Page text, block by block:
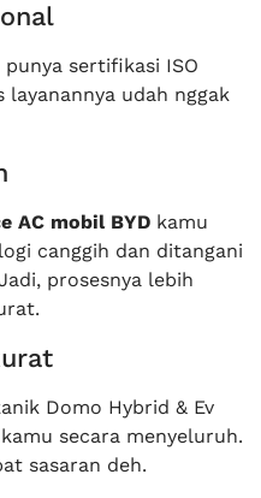
sertifikasi ISO
layanannya udah nggak
AC mobil BYD kamu
canggih dan ditangani
prosesnya lebih
Domo Hybrid & Ev
secara menyeluruh.
sasaran deh.